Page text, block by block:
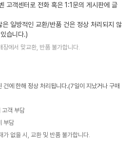
고객센터로 전화 혹은 1:1문의 게시판에 글
일방적인 교환/반품 건은 정상 처리되지 않
습니다.)
에서 맞교환, 반품 불가합니다.
에 한해 정상 처리됩니다.(7일이 지났거나 구매
고객 부담
부담
없을 시, 교환 및 반품 불가합니다.